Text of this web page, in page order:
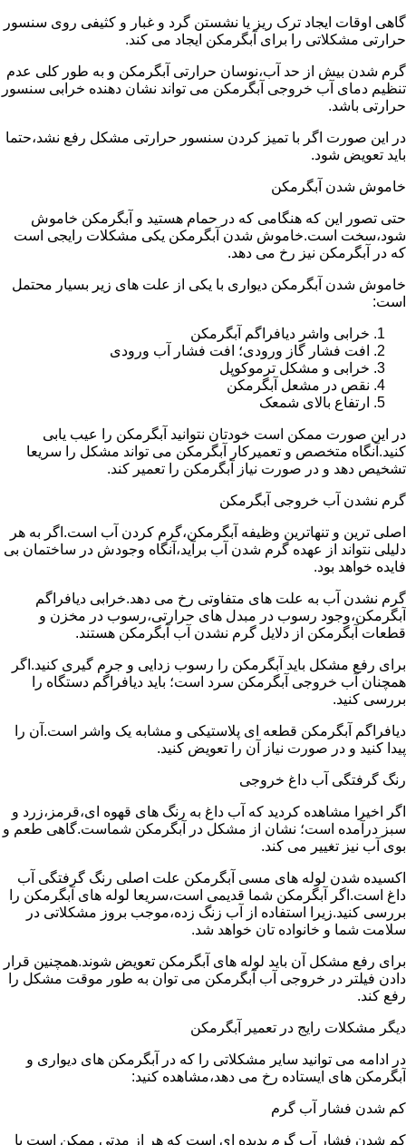
گاهی اوقات ایجاد ترک ریز یا نشستن گرد و غبار و کثیفی روی سنسور
حرارتی مشکلاتی را برای آبگرمکن ایجاد می کند.
گرم شدن بیش از حد آب،نوسان حرارتی آبگرمکن و به طور کلی عدم
تنظیم دمای آب خروجی آبگرمکن می تواند نشان دهنده خرابی سنسور
حرارتی باشد.
در این صورت اگر با تمیز کردن سنسور حرارتی مشکل رفع نشد،حتما
باید تعویض شود.
خاموش شدن آبگرمکن
حتی تصور این که هنگامی که در حمام هستید و آبگرمکن خاموش
شود،سخت است.خاموش شدن آبگرمکن یکی مشکلات رایجی است
که در آبگرمکن نیز رخ می دهد.
خاموش شدن آبگرمکن دیواری با یکی از علت های زیر بسیار محتمل
است:
خرابی واشر دیافراگم آبگرمکن
افت فشار گاز ورودی؛ افت فشار آب ورودی
خرابی و مشکل ترموکوپل
نقص در مشعل آبگرمکن
ارتفاع بالای شمعک
در این صورت ممکن است خودتان نتوانید آبگرمکن را عیب یابی
کنید.آنگاه متخصص و تعمیرکار آبگرمکن می تواند مشکل را سریعا
تشخیص دهد و در صورت نیاز آبگرمکن را تعمیر کند.
گرم نشدن آب خروجی آبگرمکن
اصلی ترین و تنهاترین وظیفه آبگرمکن،گرم کردن آب است.اگر به هر
دلیلی نتواند از عهده گرم شدن آب برآید،آنگاه وجودش در ساختمان بی
فایده خواهد بود.
گرم نشدن آب به علت های متفاوتی رخ می دهد.خرابی دیافراگم
آبگرمکن،وجود رسوب در مبدل های حرارتی،رسوب در مخزن و
قطعات آبگرمکن از دلایل گرم نشدن آب آبگرمکن هستند.
برای رفع مشکل باید آبگرمکن را رسوب زدایی و جرم گیری کنید.اگر
همچنان آب خروجی آبگرمکن سرد است؛ باید دیافراگم دستگاه را
بررسی کنید.
دیافراگم آبگرمکن قطعه ای پلاستیکی و مشابه یک واشر است.آن را
پیدا کنید و در صورت نیاز آن را تعویض کنید.
رنگ گرفتگی آب داغ خروجی
اگر اخیرا مشاهده کردید که آب داغ به رنگ های قهوه ای،قرمز،زرد و
سبز درآمده است؛ نشان از مشکل در آبگرمکن شماست.گاهی طعم و
بوی آب نیز تغییر می کند.
اکسیده شدن لوله های مسی آبگرمکن علت اصلی رنگ گرفتگی آب
داغ است.اگر آبگرمکن شما قدیمی است،سریعا لوله های آبگرمکن را
بررسی کنید.زیرا استفاده از آب زنگ زده،موجب بروز مشکلاتی در
سلامت شما و خانواده تان خواهد شد.
برای رفع مشکل آن باید لوله های آبگرمکن تعویض شوند.همچنین قرار
دادن فیلتر در خروجی آب آبگرمکن می توان به طور موقت مشکل را
رفع کند.
دیگر مشکلات رایج در تعمیر آبگرمکن
در ادامه می توانید سایر مشکلاتی را که در آبگرمکن های دیواری و
آبگرمکن های ایستاده رخ می دهد،مشاهده کنید:
کم شدن فشار آب گرم
کم شدن فشار آب گرم پدیده ای است که هر از مدتی ممکن است با